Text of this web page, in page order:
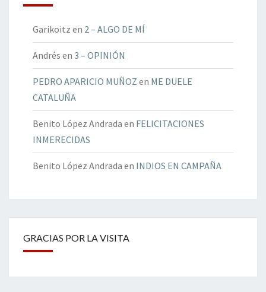
Garikoitz en 2 – ALGO DE MÍ
Andrés en 3 – OPINIÓN
PEDRO APARICIO MUÑOZ en ME DUELE
CATALUÑA
Benito López Andrada en FELICITACIONES
INMERECIDAS
Benito López Andrada en INDIOS EN CAMPAÑA
GRACIAS POR LA VISITA